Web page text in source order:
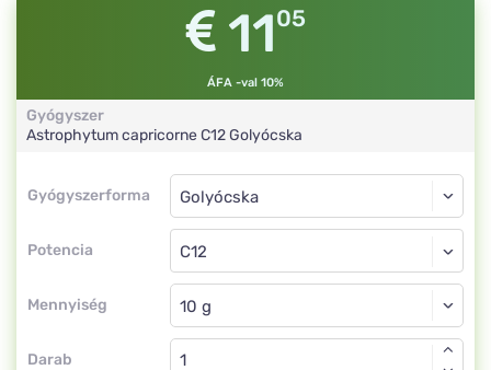
1105
ÁFA -val 10%
Gyógyszer
Astrophytum capricorneC12Golyócska
Gyógyszerforma
Gyógyszerforma
Potencia
Golyócska
C12
Mennyiség
Golyócska
Darab